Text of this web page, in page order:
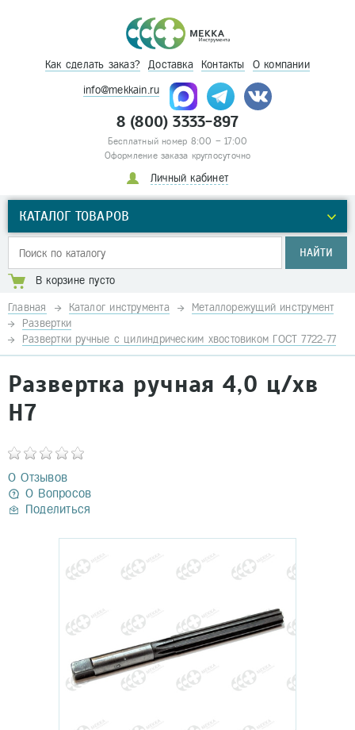
Как сделать заказ? Доставка Контакты О компании
info@mekkain.ru
8 (800) 3333-897
Бесплатный номер 8:00 – 17:00
Оформление заказа круглосуточно
Личный кабинет
КАТАЛОГ ТОВАРОВ
НАЙТИ
В корзине пусто
Главная Каталог инструмента
Металлорежущий инструмент
Развертки
Развертки ручные с цилиндрическим хвостовиком ГОСТ 7722-77
Развертка ручная 4,0 ц/хв
Н7
0 Отзывов
0 Вопросов
Поделиться